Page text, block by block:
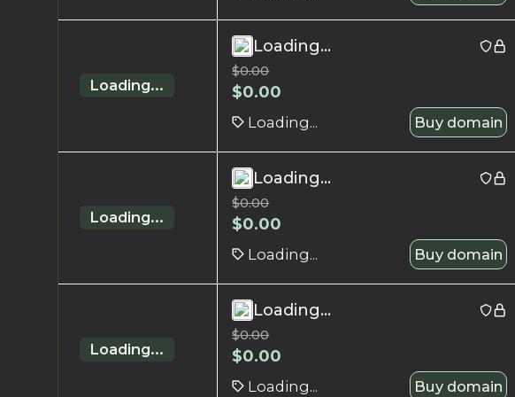
Loading...
Loading...
$0.00
$0.00
Loading... Buy domain
Loading...
Loading...
$0.00
$0.00
Loading... Buy domain
Loading...
Loading...
$0.00
$0.00
Loading... Buy domain